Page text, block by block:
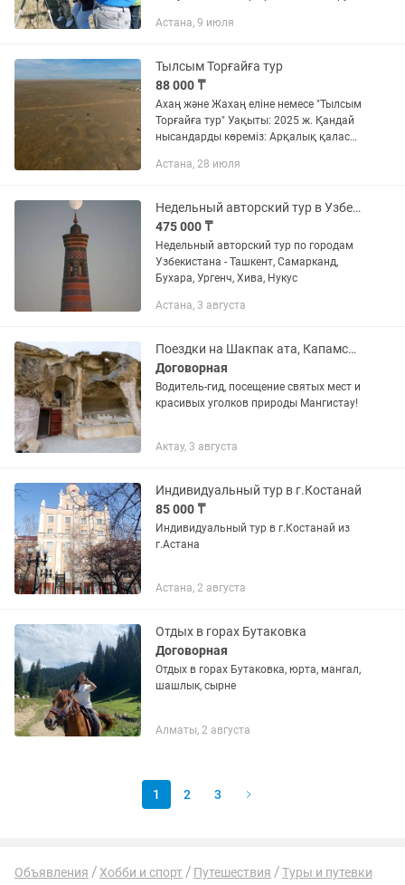
экскурсия жасау • 13:00 Табиғат
Астана, 9 июля
Тылсым Торғайға тур
88 000 ₸
Ахаң және Жахаң еліне немесе "Тылсым
Торғайға тур" Уақыты: 2025 ж. Қандай
нысандарды көреміз: Арқалық қаласы:
өзі және Қызылқозы таулары Тасты
Астана, 28 июля
Недельный авторский тур в Узбекистан
475 000 ₸
Недельный авторский тур по городам
Узбекистана - Ташкент, Самарканд,
Бухара, Ургенч, Хива, Нукус
Астана, 3 августа
Поездки на Шакпак ата, Капамсай, Кенти-баба, Султан - епе,ватсап7053954543
Договорная
Водитель-гид, посещение святых мест и
красивых уголков природы Мангистау!
Актау, 3 августа
Индивидуальный тур в г.Костанай
85 000 ₸
Индивидуальный тур в г.Костанай из
г.Астана
Астана, 2 августа
Отдых в горах Бутаковка
Договорная
Отдых в горах Бутаковка, юрта, мангал,
шашлык, сырне
Алматы, 2 августа
1 2 3
Объявления Хобби и спорт Путешествия Туры и путевки